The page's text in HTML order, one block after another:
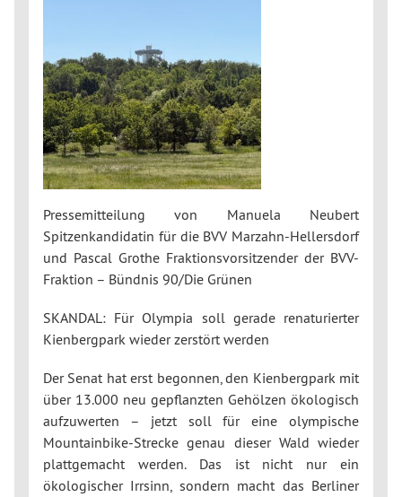
Pressemitteilung von Manuela Neubert
Spitzenkandidatin für die BVV Marzahn-Hellersdorf
und Pascal Grothe Fraktionsvorsitzender der BVV-
Fraktion – Bündnis 90/Die Grünen
SKANDAL: Für Olympia soll gerade renaturierter
Kienbergpark wieder zerstört werden
Der Senat hat erst begonnen, den Kienbergpark mit
über 13.000 neu gepflanzten Gehölzen ökologisch
aufzuwerten – jetzt soll für eine olympische
Mountainbike-Strecke genau dieser Wald wieder
plattgemacht werden. Das ist nicht nur ein
ökologischer Irrsinn, sondern macht das Berliner